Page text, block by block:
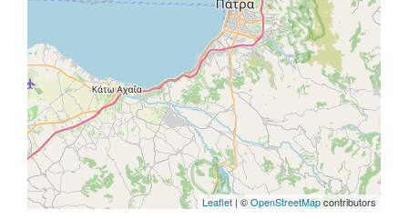
Leaflet | ©OpenStreetMapcontributors